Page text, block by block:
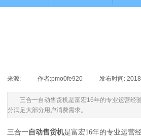
来源: 作者:pmo0fe920 发布时间:
三合一自动售货机是富宏16年的专业运营经
分满足大部分用户消费需求。
三合一自动售货机是富宏16年的专业运营